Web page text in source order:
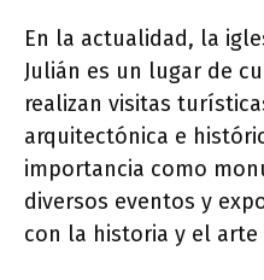
En la actualidad, la
Julián es un lugar de
realizan visitas
arquitectónica e
importancia como
diversos eventos y
con la historia y el arte